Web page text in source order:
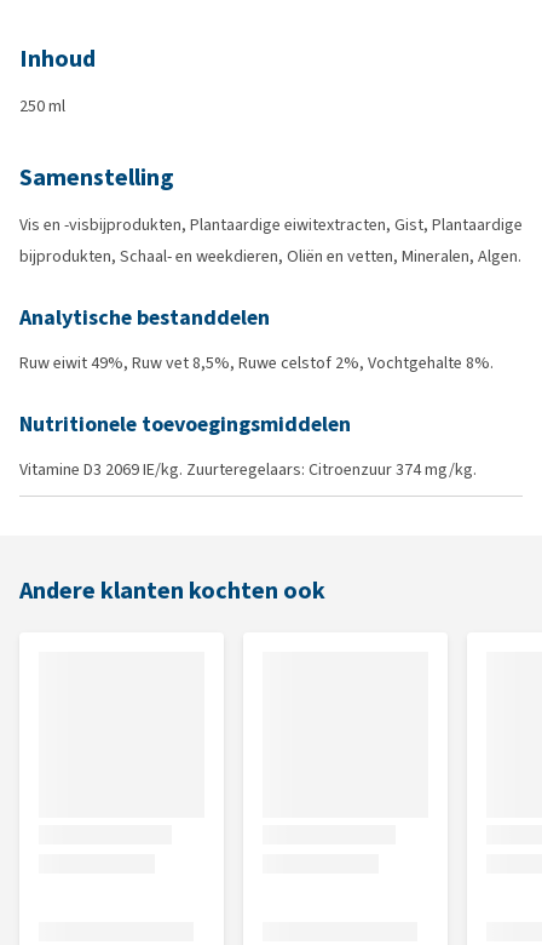
Inhoud
250 ml
Samenstelling
Vis en -visbijprodukten, Plantaardige eiwitextracten, Gist, Plantaardige
bijprodukten, Schaal- en weekdieren, Oliën en vetten, Mineralen, Algen.
Analytische bestanddelen
Ruw eiwit 49%, Ruw vet 8,5%, Ruwe celstof 2%, Vochtgehalte 8%.
Nutritionele toevoegingsmiddelen
Vitamine D3 2069 IE/kg. Zuurteregelaars: Citroenzuur 374 mg/kg.
Andere klanten kochten ook